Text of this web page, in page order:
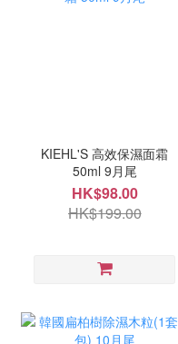
KIEHL'S 高效保濕面霜
50ml 9月尾
HK$98.00
HK$199.00